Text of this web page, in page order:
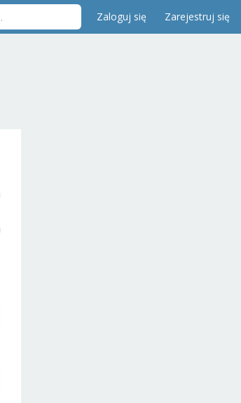
Zaloguj się Zarejestruj się